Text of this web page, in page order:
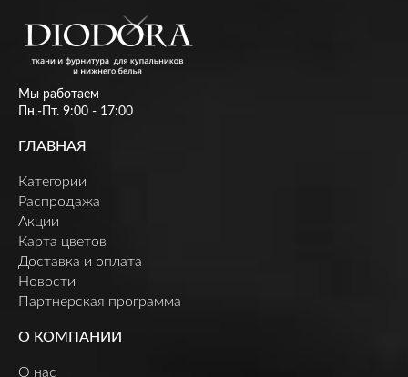
Мы работаем
Пн.-Пт. 9:00 - 17:00
ГЛАВНАЯ
Категории
Распродажа
Акции
Карта цветов
Доставка и оплата
Новости
Партнерская программа
О КОМПАНИИ
О нас